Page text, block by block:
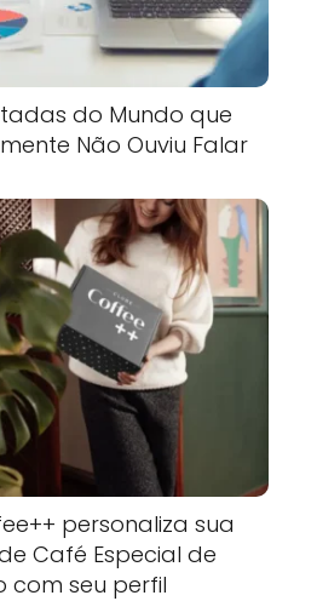
do Mundo que
Não Ouviu Falar
personaliza sua
Café Especial de
com seu perfil